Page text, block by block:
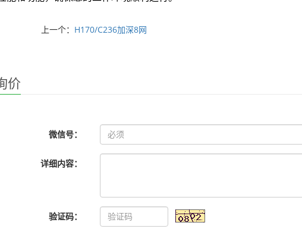
上一个： H170/C236加深8网
价
微信号：
详细内容：
验证码：